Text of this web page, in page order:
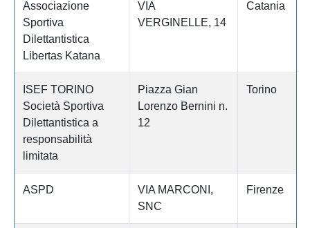
Associazione
Sportiva
Dilettantistica
Libertas Katana
VIA
VERGINELLE, 14
Catania
ISEF TORINO
Società Sportiva
Dilettantistica a
responsabilità
limitata
Piazza Gian
Lorenzo Bernini n.
12
Torino
ASPD
VIA MARCONI,
SNC
Firenze